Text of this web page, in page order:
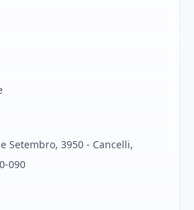
Setembro, 3950 - Cancelli,
090